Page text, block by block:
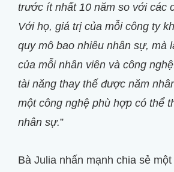
trước ít nhất 10 năm so với các
Với họ, giá trị của mỗi công ty
quy mô bao nhiêu nhân sự, mà
của mỗi nhân viên và công
tài năng thay thế được năm
một công nghệ phù hợp có thể
nhân sự.”
Bà Julia nhấn mạnh chia sẻ